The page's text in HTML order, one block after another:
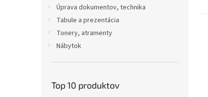
Úprava dokumentov, technika
Tabule a prezentácia
Tonery, atramenty
Nábytok
Top 10 produktov